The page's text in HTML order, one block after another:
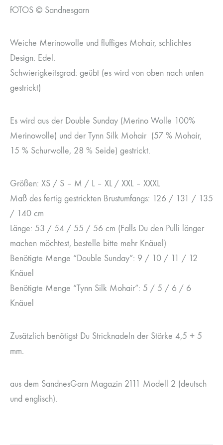
fOTOS © Sandnesgarn
Weiche Merinowolle und fluffiges Mohair, schlichtes
Design. Edel.
Schwierigkeitsgrad: geübt (es wird von oben nach unten
gestrickt)
Es wird aus der Double Sunday (Merino Wolle 100%
Merinowolle) und der Tynn Silk Mohair (57 % Mohair,
15 % Schurwolle, 28 % Seide) gestrickt.
Größen: XS / S – M / L – XL / XXL – XXXL
Maß des fertig gestrickten Brustumfangs: 126 / 131 / 135
/ 140 cm
Länge: 53 / 54 / 55 / 56 cm (Falls Du den Pulli länger
machen möchtest, bestelle bitte mehr Knäuel)
Benötigte Menge “Double Sunday”: 9 / 10 / 11 / 12
Knäuel
Benötigte Menge “Tynn Silk Mohair”: 5 / 5 / 6 / 6
Knäuel
Zusätzlich benötigst Du Stricknadeln der Stärke 4,5 + 5
mm.
aus dem SandnesGarn Magazin 2111 Modell 2 (deutsch
und englisch).